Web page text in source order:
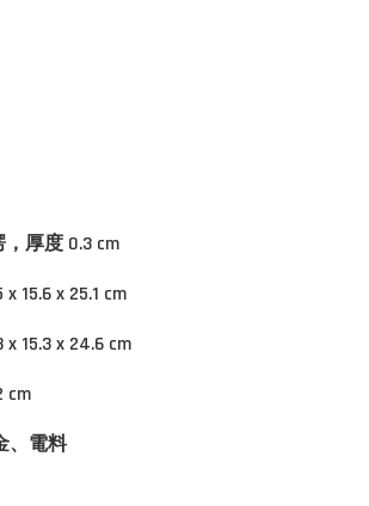
厚度 0.3 cm
15.6 x 25.1 cm
15.3 x 24.6 cm
cm
、電料